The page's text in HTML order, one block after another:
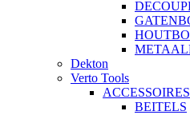
Dekton
Verto Tools
ACCESSOIRES
BEITELS